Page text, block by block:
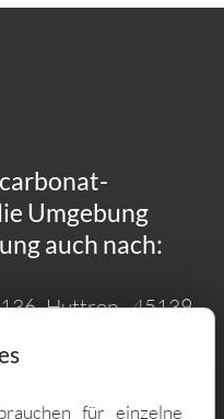
Umgebung
auch nach:
Huttrop, 45139
45277 Überruhr-
45134 Stadtwald,
für einzelne